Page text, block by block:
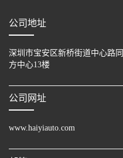
公司地址
深圳市宝安区新桥街道中心路同
方中心13楼
公司网址
www.haiyiauto.com